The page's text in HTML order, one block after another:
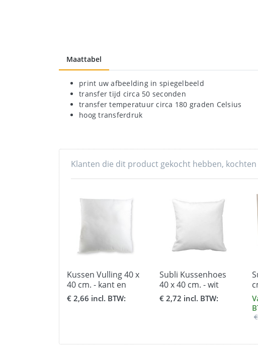
Maattabel
print uw afbeelding in spiegelbeeld
transfer tijd circa 50 seconden
transfer temperatuur circa 180 graden Celsius
hoog transferdruk
Klanten die dit product gekocht hebben,
Kussen Vulling 40 x
40 cm. - kant en
klaar
€ 2,66 incl. BTW:
Subli Kussenhoes
40 x 40 cm. - wit
€ 2,72 incl. BTW: